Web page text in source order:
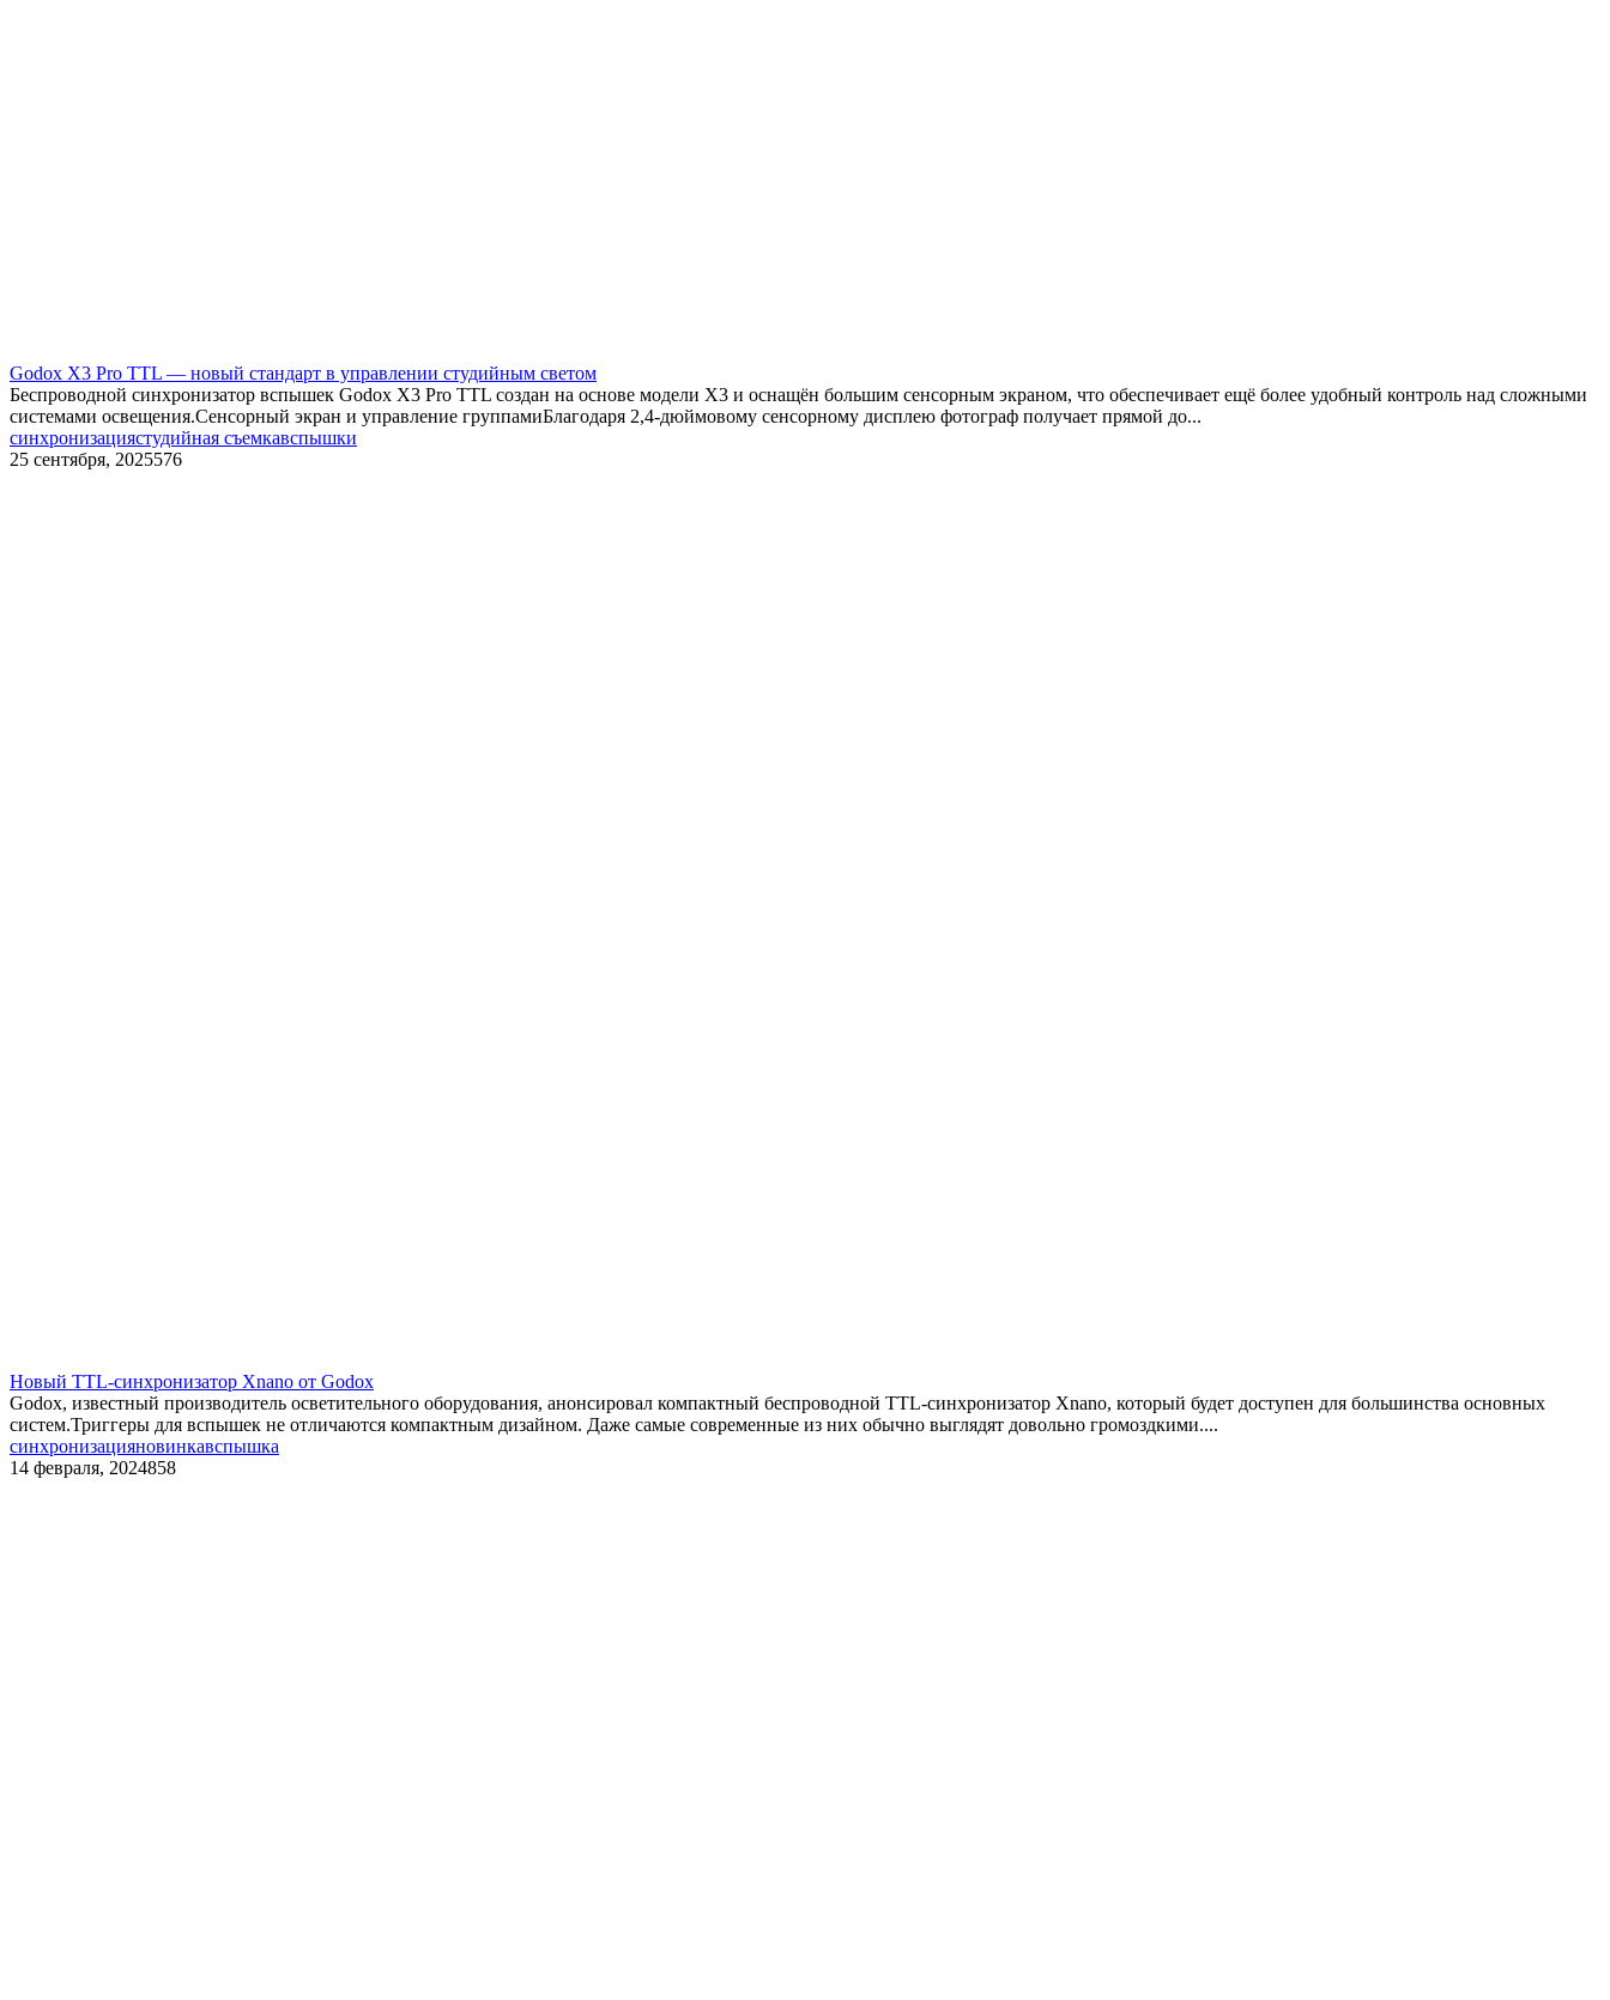
Godox X3 Pro TTL — новый стандарт в управлении студийным светом
Беспроводной синхронизатор вспышек Godox X3 Pro TTL создан на основе модели X3 и оснащён большим сенсорным экраном, что обеспечивает ещё более удобный контроль над сложными
системами освещения.Сенсорный экран и управление группамиБлагодаря 2,4-дюймовому сенсорному дисплею фотограф получает прямой до...
синхронизациястудийная съемкавспышки
25 сентября, 2025576
Новый TTL-синхронизатор Xnano от Godox
Godox, известный производитель осветительного оборудования, анонсировал компактный беспроводной TTL-синхронизатор Xnano, который будет доступен для большинства основных
систем.Триггеры для вспышек не отличаются компактным дизайном. Даже самые современные из них обычно выглядят довольно громоздкими....
синхронизацияновинкавспышка
14 февраля, 2024858